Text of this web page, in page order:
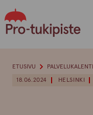
to
content
18.06.2024 HELSINKI
ETUSIVU